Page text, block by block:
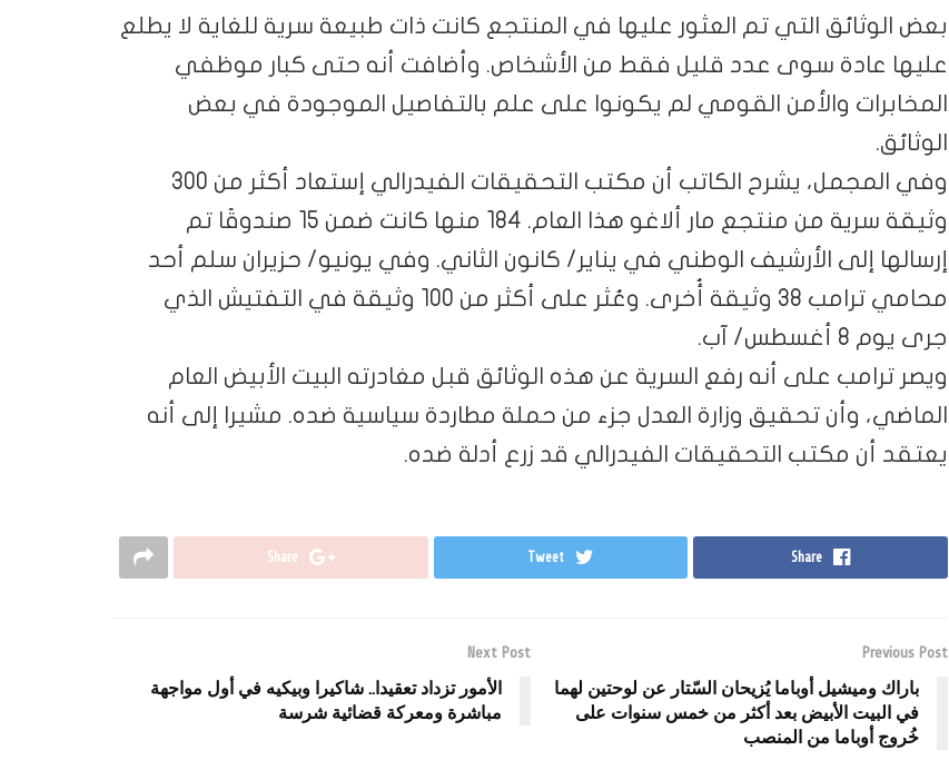
بعض الوثائق التي تم العثور عليها في المنتجع كانت ذات طبيعة سرية للغاية لا يطلع
عليها عادة سوى عدد قليل فقط من الأشخاص. وأضافت أنه حتى كبار موظفي
المخابرات والأمن القومي لم يكونوا على علم بالتفاصيل الموجودة في بعض
الوثائق.
وفي المجمل، يشرح الكاتب أن مكتب التحقيقات الفيدرالي إستعاد أكثر من 300
وثيقة سرية من منتجع مار ألاغو هذا العام. 184 منها كانت ضمن 15 صندوقًا تم
إرسالها إلى الأرشيف الوطني في يناير/ كانون الثاني. وفي يونيو/ حزيران سلم أحد
محامي ترامب 38 وثيقة أُخرى. وعُثر على أكثر من 100 وثيقة في التفتيش الذي
جرى يوم 8 أغسطس/ آب.
ويصر ترامب على أنه رفع السرية عن هذه الوثائق قبل مغادرته البيت الأبيض العام
الماضي، وأن تحقيق وزارة العدل جزء من حملة مطاردة سياسية ضده. مشيرا إلى أنه
يعتقد أن مكتب التحقيقات الفيدرالي قد زرع أدلة ضده.
Share
Tweet
Share
Previous Post
باراك وميشيل أوباما يُزيحان السّتار عن لوحتين لهما
في البيت الأبيض بعد أكثر من خمس سنوات على
خُروج أوباما من المنصب
Next Post
الأمور تزداد تعقيدا.. شاكيرا وبيكيه في أول مواجهة
مباشرة ومعركة قضائية شرسة